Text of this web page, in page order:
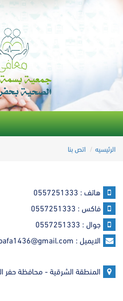
الرئيسيه
اتص بنا
هاتف : 0557251333
فاكس : 0557251333
جوال : 0557251333
الايميل : moafa1436@gmail.com
المنطقة الشرقية - محافظة حفر